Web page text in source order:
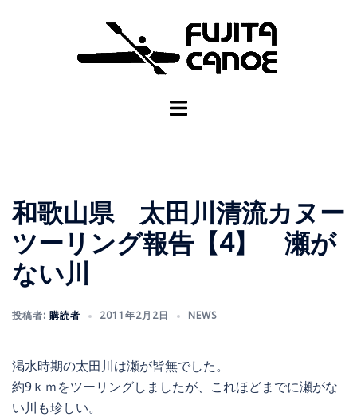
和歌山県 太田川清流カヌー
ツーリング報告【4】 瀬が
ない川
投稿者: 購読者 2011年2月2日 NEWS
渇水時期の太田川は瀬が皆無でした。
約9ｋｍをツーリングしましたが、これほどまでに瀬がな
い川も珍しい。